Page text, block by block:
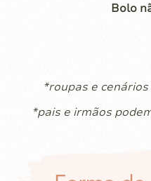
Bolo
*roupas e
*pais e irmãos